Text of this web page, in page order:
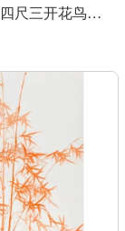
画家任训善四尺三开花鸟画作品《硕果》